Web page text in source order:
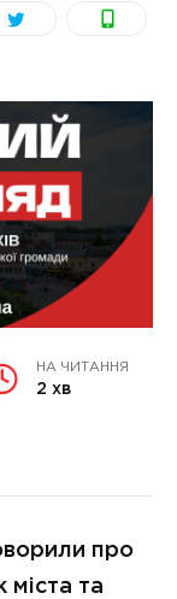
НА ЧИТАННЯ
2 хв
про
міста та